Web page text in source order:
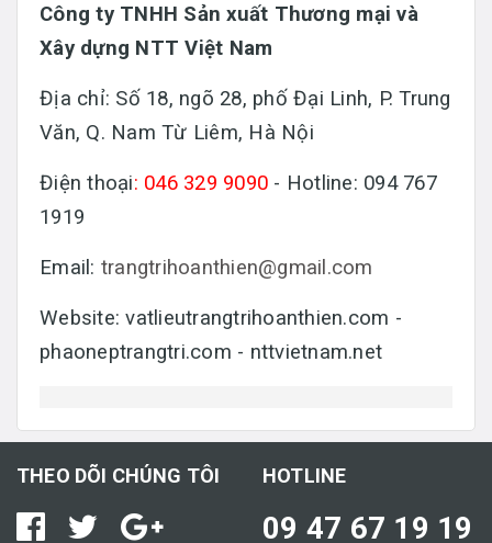
Công ty TNHH Sản xuất Thương mại và
Xây dựng NTT Việt Nam
Địa chỉ: Số 18, ngõ 28, phố Đại Linh, P. Trung
Văn, Q. Nam Từ Liêm, Hà Nội
Điện thoại: 046 329 9090 - Hotline: 094 767
1919
Email: trangtrihoanthien@gmail.com
Website: vatlieutrangtrihoanthien.com -
phaoneptrangtri.com - nttvietnam.net
THEO DÕI CHÚNG TÔI HOTLINE
09 47 67 19 19